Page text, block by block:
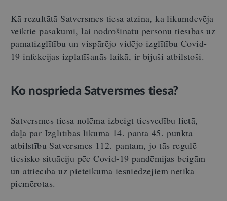
Kā rezultātā Satversmes tiesa atzina, ka likumdevēja
veiktie pasākumi, lai nodrošinātu personu tiesības uz
pamatizglītību un vispārējo vidējo izglītību Covid-
19 infekcijas izplatīšanās laikā, ir bijuši atbilstoši.
Ko nosprieda Satversmes tiesa?
Satversmes tiesa nolēma izbeigt tiesvedību lietā,
daļā par Izglītības likuma 14. panta 45. punkta
atbilstību Satversmes 112. pantam, jo tās regulē
tiesisko situāciju pēc Covid-19 pandēmijas beigām
un attiecībā uz pieteikuma iesniedzējiem netika
piemērotas.